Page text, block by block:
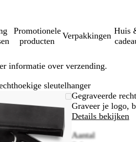
Promotionele
producten
Verpakkingen
Huis
informatie over verzending.
sleutelhanger
afbeelding
tot
om
te
vouwen
plus-
mintoetsen
om
Gegraveerde
Graveer je logo,
Details bekijken
Aantal